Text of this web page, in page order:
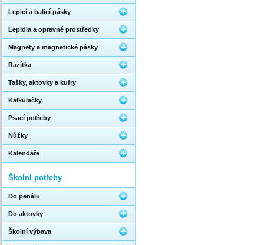
Lepicí a balicí pásky
Lepidla a opravné prostředky
Magnety a magnetické pásky
Razítka
Tašky, aktovky a kufry
Kalkulačky
Psací potřeby
Nůžky
Kalendáře
Školní potřeby
Do penálu
Do aktovky
Školní výbava